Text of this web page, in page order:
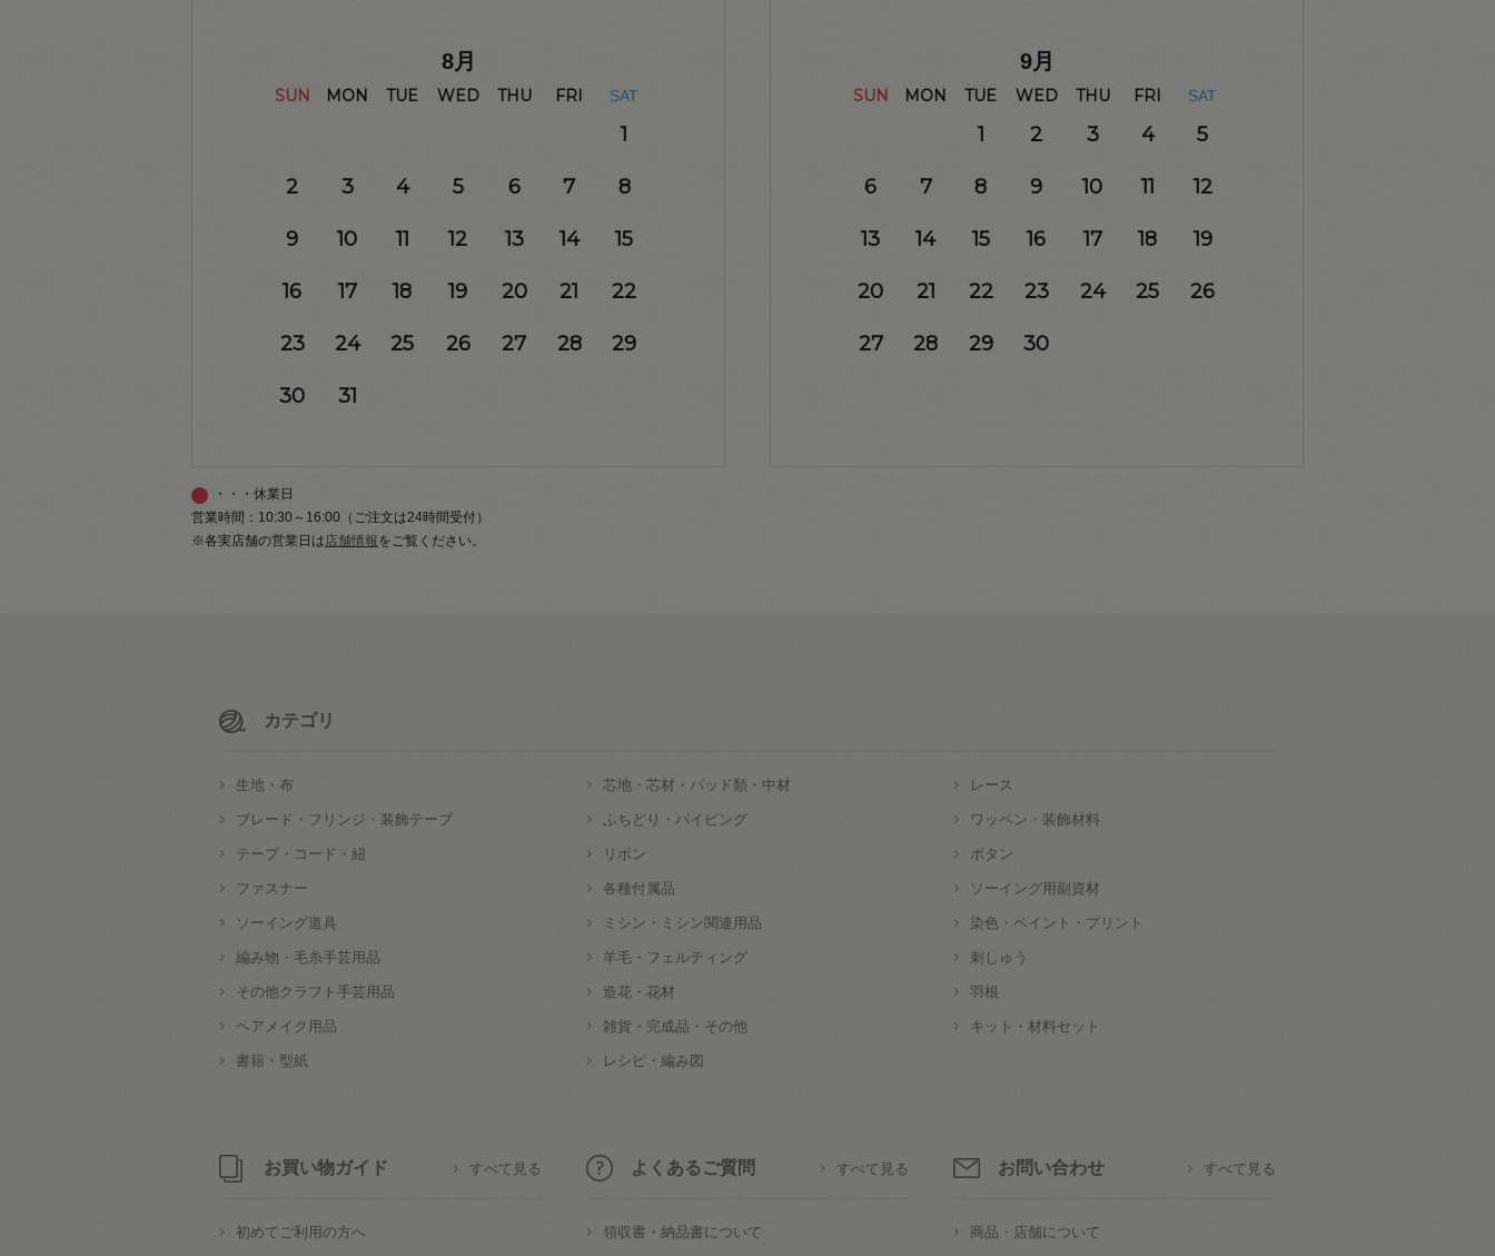
8月
SUN MON TUE WED THU FRI SAT
1
2 3 4 5 6 7 8
9 10 11 12 13 14 15
16 17 18 19 20 21 22
23 24 25 26 27 28 29
30 31
9月
SUN MON TUE WED THU FRI SAT
1 2 3 4 5
6 7 8 9 10 11 12
13 14 15 16 17 18 19
20 21 22 23 24 25 26
27 28 29 30
・・・休業日
営業時間：10:30～16:00（ご注文は24時間受付）
※各実店舗の営業日は店舗情報をご覧ください。
カテゴリ
生地・布 芯地・芯材・パッド類・中材 レース
ブレード・フリンジ・装飾テープ ふちどり・パイピング ワッペン・装飾材料
テープ・コード・紐 リボン ボタン
ファスナー 各種付属品 ソーイング用副資材
ソーイング道具 ミシン・ミシン関連用品 染色・ペイント・プリント
編み物・毛糸手芸用品 羊毛・フェルティング 刺しゅう
その他クラフト手芸用品 造花・花材 羽根
ヘアメイク用品 雑貨・完成品・その他 キット・材料セット
書籍・型紙 レシピ・編み図
お買い物ガイド すべて見る
初めてご利用の方へ
よくあるご質問 すべて見る
領収書・納品書について
お問い合わせ すべて見る
商品・店舗について